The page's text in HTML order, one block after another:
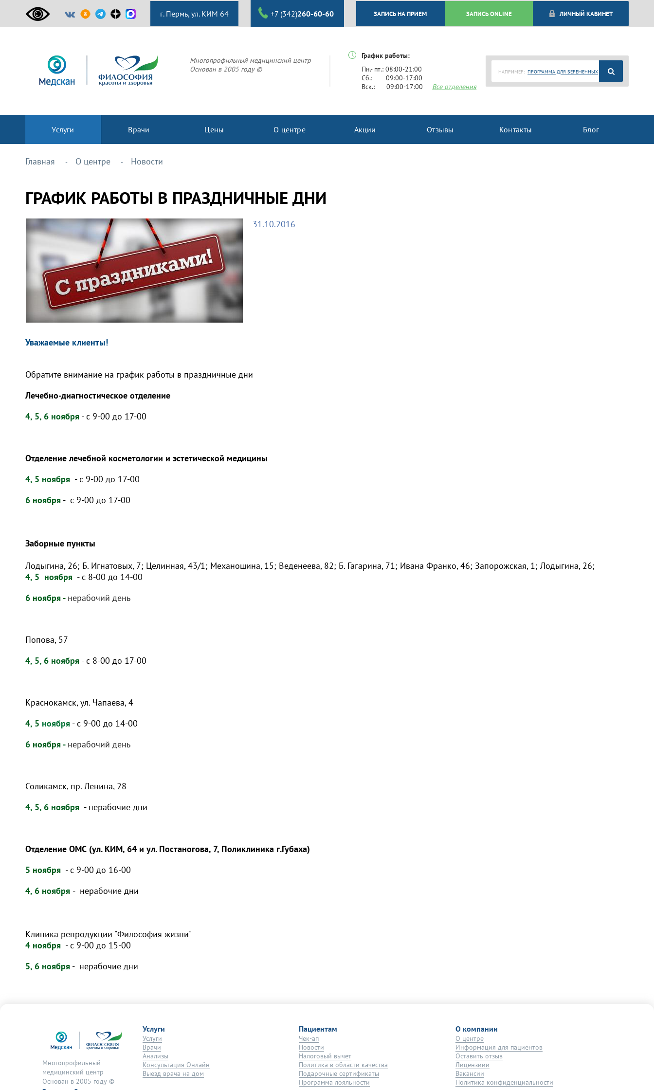
г. Пермь, ул. КИМ 64 +7 (342)260-60-60 ЗАПИСЬ НА ПРИЕМ ЗАПИСЬ ONLINE ЛИЧНЫЙ КАБИНЕТ
Многопрофильный медицинский центр
Основан в 2005 году ©
График работы:
Пн.- пт.: 08:00-21:00
Сб.: 09:00-17:00
Вск.: 09:00-17:00
Все отделения
НАПРИМЕР: ПРОГРАММА ДЛЯ БЕРЕМЕННЫХ
Услуги Врачи Цены О центре Акции Отзывы Контакты Блог
Главная О центре Новости
ГРАФИК РАБОТЫ В ПРАЗДНИЧНЫЕ ДНИ
31.10.2016
Уважаемые клиенты!
Обратите внимание на график работы в праздничные дни
Лечебно-диагностическое отделение
4, 5, 6 ноября - с 9-00 до 17-00
Отделение лечебной косметологии и эстетической медицины
4, 5 ноября - с 9-00 до 17-00
6 ноября - с 9-00 до 17-00
Заборные пункты
Лодыгина, 26; Б. Игнатовых, 7; Целинная, 43/1; Механошина, 15; Веденеева, 82; Б. Гагарина, 71; Ивана Франко, 46; Запорожская, 1; Лодыгина, 26;
4, 5 ноября - с 8-00 до 14-00
6 ноября - нерабочий день
Попова, 57
4, 5, 6 ноября - с 8-00 до 17-00
Краснокамск, ул. Чапаева, 4
4, 5 ноября - с 9-00 до 14-00
6 ноября - нерабочий день
Соликамск, пр. Ленина, 28
4, 5, 6 ноября - нерабочие дни
Отделение ОМС (ул. КИМ, 64 и ул. Постаногова, 7, Поликлиника г.Губаха)
5 ноября - с 9-00 до 16-00
4, 6 ноября - нерабочие дни
Клиника репродукции "Философия жизни"
4 ноября - с 9-00 до 15-00
5, 6 ноября - нерабочие дни
Многопрофильный
медицинский центр
Основан в 2005 году ©
Услуги
Услуги
Врачи
Анализы
Консультация Онлайн
Выезд врача на дом
Пациентам
Чек-ап
Новости
Налоговый вычет
Политика в области качества
Подарочные сертификаты
Программа лояльности
О компании
О центре
Информация для пациентов
Оставить отзыв
Лицензиии
Вакансии
Политика конфиденциальности